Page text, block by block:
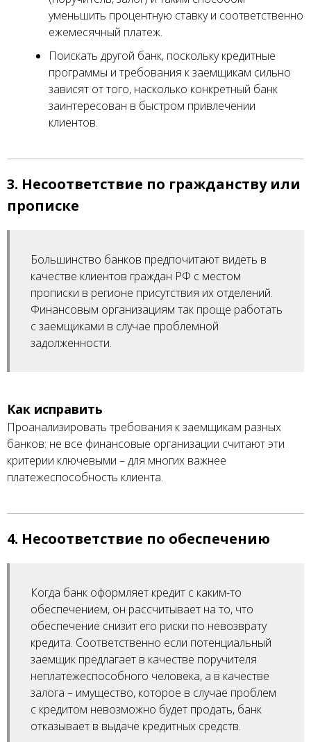
уменьшить процентную ставку и соответственно
ежемесячный платеж.
Поискать другой банк, поскольку кредитные
программы и требования к заемщикам сильно
зависят от того, насколько конкретный банк
заинтересован в быстром привлечении
клиентов.
3. Несоответствие по гражданству или
прописке
Большинство банков предпочитают видеть в
качестве клиентов граждан РФ с местом
прописки в регионе присутствия их отделений.
Финансовым организациям так проще работать
с заемщиками в случае проблемной
задолженности.
Как исправить
Проанализировать требования к заемщикам разных
банков: не все финансовые организации считают эти
критерии ключевыми – для многих важнее
платежеспособность клиента.
4. Несоответствие по обеспечению
Когда банк оформляет кредит с каким-то
обеспечением, он рассчитывает на то, что
обеспечение снизит его риски по невозврату
кредита. Соответственно если потенциальный
заемщик предлагает в качестве поручителя
неплатежеспособного человека, а в качестве
залога – имущество, которое в случае проблем
с кредитом невозможно будет продать, банк
отказывает в выдаче кредитных средств.